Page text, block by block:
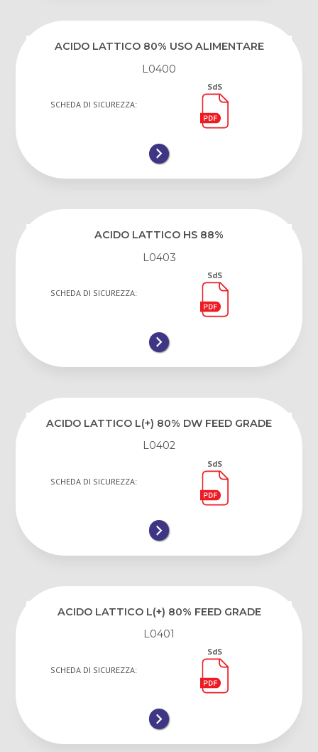
ACIDO LATTICO 80% USO ALIMENTARE
L0400
SCHEDA DI SICUREZZA:
SdS
ACIDO LATTICO HS 88%
L0403
SCHEDA DI SICUREZZA:
SdS
ACIDO LATTICO L(+) 80% DW FEED GRADE
L0402
SCHEDA DI SICUREZZA:
SdS
ACIDO LATTICO L(+) 80% FEED GRADE
L0401
SCHEDA DI SICUREZZA:
SdS